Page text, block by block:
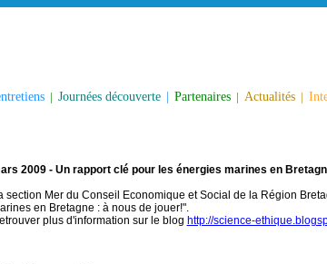
| Journées découverte Partenaires | Actualités |
2009 - Un rapport clé pour les énergies marines en
section Mer du Conseil Economique et Social de la Région
en Bretagne : à nous de jouer!".
plus d'information sur le blog http://science-